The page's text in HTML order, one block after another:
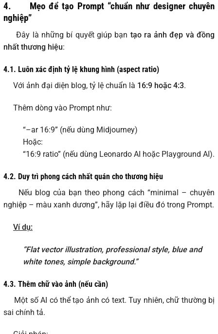
4.
Mẹo để tạo Prompt “chuẩn như designer chuyên
nghiệp”
Đây là những bí quyết giúp bạn tạo ra ảnh đẹp và đồng
nhất thương hiệu:
4.1. Luôn xác định tỷ lệ khung hình (aspect ratio)
Với ảnh đại diện blog, tỷ lệ chuẩn là 16:9 hoặc 4:3.
Thêm dòng vào Prompt như:
“–ar 16:9” (nếu dùng Midjourney)
Hoặc:
“16:9 ratio” (nếu dùng Leonardo AI hoặc Playground AI).
4.2. Duy trì phong cách nhất quán cho thương hiệu
Nếu blog của bạn theo phong cách “minimal – chuyên
nghiệp – màu xanh dương”, hãy lặp lại điều đó trong Prompt.
Ví dụ:
“Flat vector illustration, professional style, blue and
white tones, simple background.”
4.3. Thêm chữ vào ảnh (nếu cần)
Một số AI có thể tạo ảnh có text. Tuy nhiên, chữ thường bị
sai chính tả.